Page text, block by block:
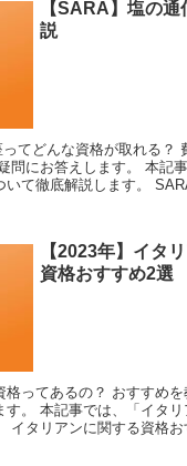
【SARA】塩の
説
てどんな資格が取れる？
問にお答えします。 本記
いて徹底解説します。
【2023年】イタ
資格おすすめ2選
格ってあるの？ おすすめを
す。 本記事では、「イタ
イタリアンに関する資格